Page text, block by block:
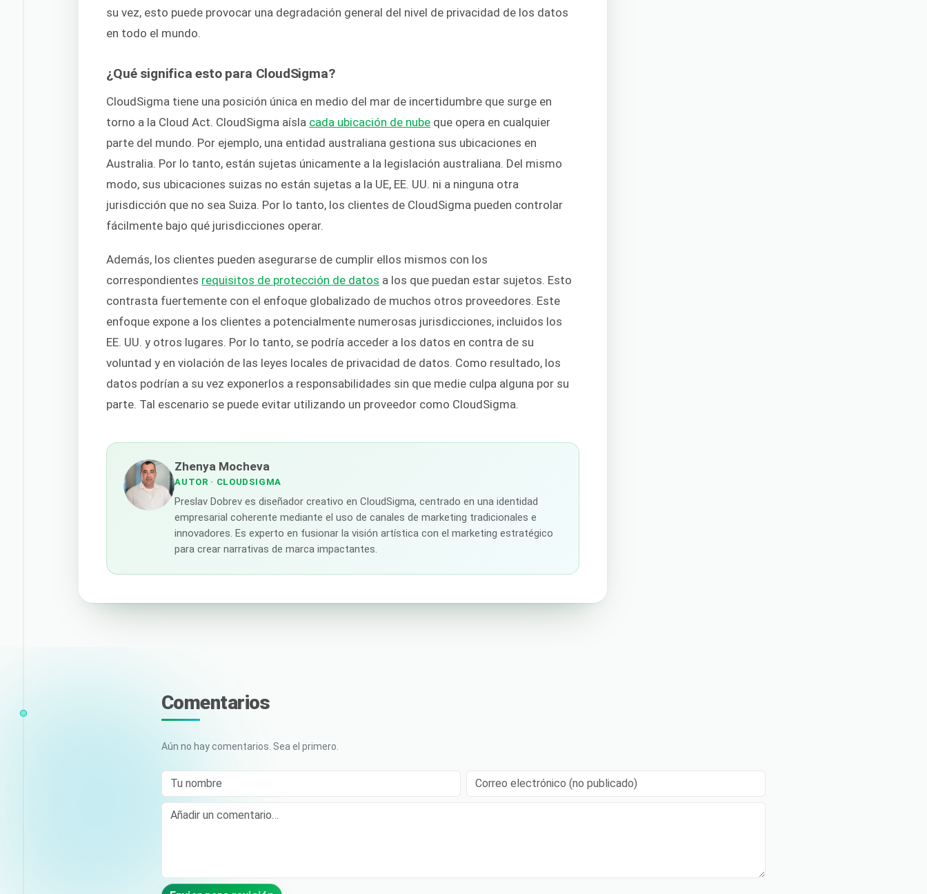
su vez, esto puede provocar una degradación general del nivel de privacidad de los datos
en todo el mundo.
¿Qué significa esto para CloudSigma?
CloudSigma tiene una posición única en medio del mar de incertidumbre que surge en
torno a la Cloud Act. CloudSigma aísla cada ubicación de nube que opera en cualquier
parte del mundo. Por ejemplo, una entidad australiana gestiona sus ubicaciones en
Australia. Por lo tanto, están sujetas únicamente a la legislación australiana. Del mismo
modo, sus ubicaciones suizas no están sujetas a la UE, EE. UU. ni a ninguna otra
jurisdicción que no sea Suiza. Por lo tanto, los clientes de CloudSigma pueden controlar
fácilmente bajo qué jurisdicciones operar.
Además, los clientes pueden asegurarse de cumplir ellos mismos con los
correspondientes requisitos de protección de datos a los que puedan estar sujetos. Esto
contrasta fuertemente con el enfoque globalizado de muchos otros proveedores. Este
enfoque expone a los clientes a potencialmente numerosas jurisdicciones, incluidos los
EE. UU. y otros lugares. Por lo tanto, se podría acceder a los datos en contra de su
voluntad y en violación de las leyes locales de privacidad de datos. Como resultado, los
datos podrían a su vez exponerlos a responsabilidades sin que medie culpa alguna por su
parte. Tal escenario se puede evitar utilizando un proveedor como CloudSigma.
Zhenya Mocheva
AUTOR · CLOUDSIGMA
Preslav Dobrev es diseñador creativo en CloudSigma, centrado en una identidad
empresarial coherente mediante el uso de canales de marketing tradicionales e
innovadores. Es experto en fusionar la visión artística con el marketing estratégico
para crear narrativas de marca impactantes.
Comentarios
Aún no hay comentarios. Sea el primero.
Tu nombre Correo electrónico (no publicado)
Comment